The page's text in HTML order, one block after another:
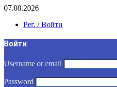
07.08.2026
Рег. / Войти
Войти
Username or email
Password